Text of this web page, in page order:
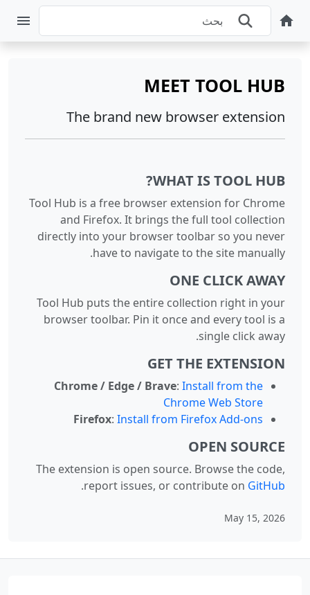
MEET TOOL HUB
The brand new browser extension
WHAT IS TOOL HUB?
Tool Hub is a free browser extension for Chrome
and Firefox. It brings the full tool collection
directly into your browser toolbar so you never
have to navigate to the site manually.
ONE CLICK AWAY
Tool Hub puts the entire collection right in your
browser toolbar. Pin it once and every tool is a
single click away.
GET THE EXTENSION
Chrome / Edge / Brave: Install from the
Chrome Web Store
Firefox: Install from Firefox Add-ons
OPEN SOURCE
The extension is open source. Browse the code,
report issues, or contribute on GitHub
.
May 15, 2026